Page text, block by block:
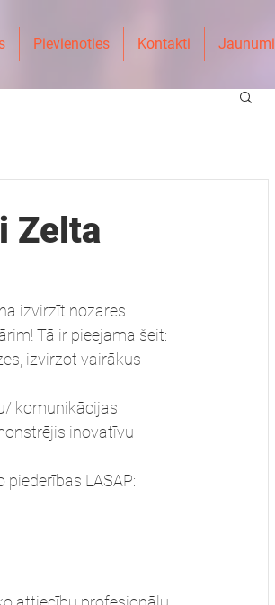
Pievienoties Kontakti Jaunumi
Zelta
izvirzīt nozares
Tā ir pieejama šeit:
izvirzot vairākus
komunikācijas
inovatīvu
LASAP: